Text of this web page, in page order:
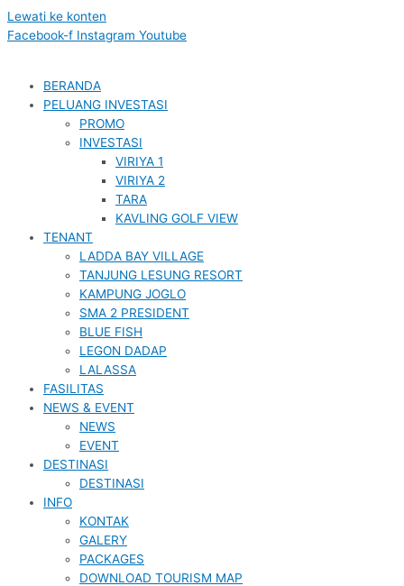
Lewati ke konten
Facebook-f Instagram Youtube
BERANDA
PELUANG INVESTASI
PROMO
INVESTASI
VIRIYA 1
VIRIYA 2
TARA
KAVLING GOLF VIEW
TENANT
LADDA BAY VILLAGE
TANJUNG LESUNG RESORT
KAMPUNG JOGLO
SMA 2 PRESIDENT
BLUE FISH
LEGON DADAP
LALASSA
FASILITAS
NEWS & EVENT
NEWS
EVENT
DESTINASI
DESTINASI
INFO
KONTAK
GALERY
PACKAGES
DOWNLOAD TOURISM MAP